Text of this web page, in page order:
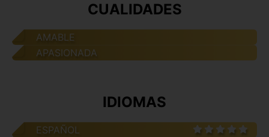
CUALIDADES
AMABLE
APASIONADA
IDIOMAS
ESPAÑOL